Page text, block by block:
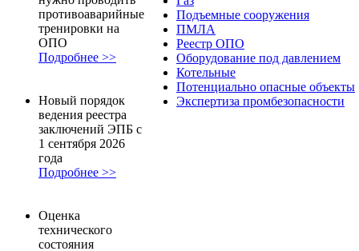
противоаварийные
тренировки на
ОПО
Подробнее >>
Новый порядок
ведения реестра
заключений ЭПБ с
1 сентября 2026
года
Подробнее >>
Оценка
технического
состояния
Подъемные сооружения
ПМЛА
Реестр ОПО
Оборудование под давлением
Котельные
Потенциально опасные объекты
Экспертиза промбезопасности